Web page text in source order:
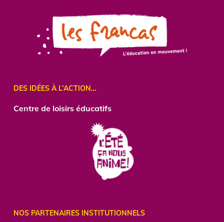
DES IDÉES À L’ACTION…
Centrede loisirs éducatifs
NOS PARTENAIRES INSTITUTIONNELS